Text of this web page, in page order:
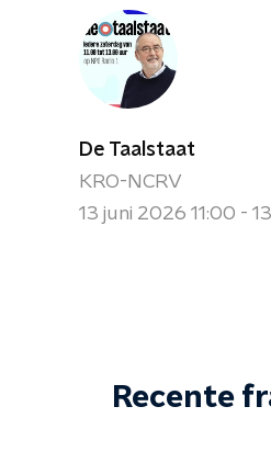
De Taalstaat
KRO-NCRV
13 juni 2026 11:00 -
Recente